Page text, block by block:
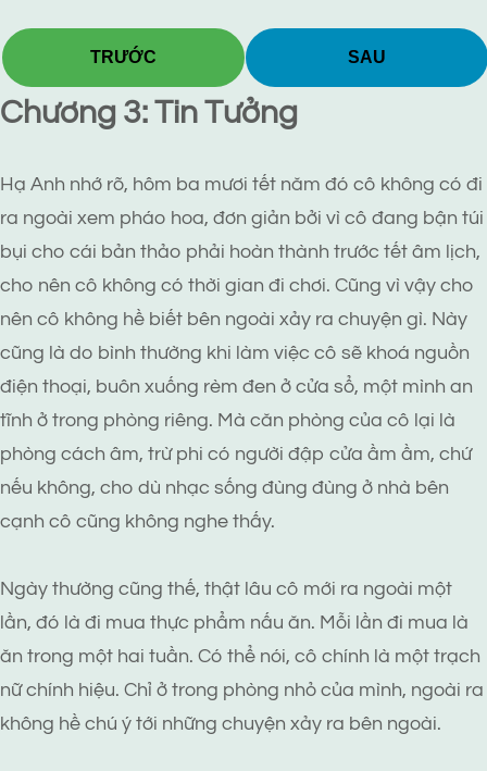
TRƯỚC SAU
Chương 3: Tin Tưởng
Hạ Anh nhớ rõ, hôm ba mươi tết năm đó cô không có đi
ra ngoài xem pháo hoa, đơn giản bởi vì cô đang bận túi
bụi cho cái bản thảo phải hoàn thành trước tết âm lịch,
cho nên cô không có thời gian đi chơi. Cũng vì vậy cho
nên cô không hề biết bên ngoài xảy ra chuyện gì. Này
cũng là do bình thường khi làm việc cô sẽ khoá nguồn
điện thoại, buôn xuống rèm đen ở cửa sổ, một mình an
tĩnh ở trong phòng riêng. Mà căn phòng của cô lại là
phòng cách âm, trừ phi có người đập cửa ầm ầm, chứ
nếu không, cho dù nhạc sống đùng đùng ở nhà bên
cạnh cô cũng không nghe thấy.
Ngày thường cũng thế, thật lâu cô mới ra ngoài một
lần, đó là đi mua thực phẩm nấu ăn. Mỗi lần đi mua là
ăn trong một hai tuần. Có thể nói, cô chính là một trạch
nữ chính hiệu. Chỉ ở trong phòng nhỏ của mình, ngoài ra
không hề chú ý tới những chuyện xảy ra bên ngoài.